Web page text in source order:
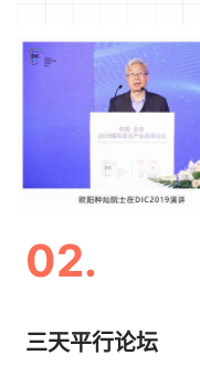
02.
三天平行论坛